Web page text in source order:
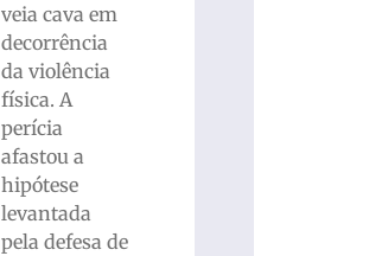
veia cava em
decorrência
da violência
física. A
perícia
afastou a
hipótese
levantada
pela defesa de